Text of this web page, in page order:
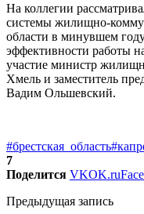
На коллегии
системы жилищно-
области в минувшем
эффективности работы
участие министр
Хмель и заместитель
Вадим Ольшевский.
#брестская_область
7
Поделится VKOK.ru
Предыдущая запись